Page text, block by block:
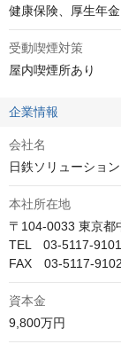
健康保険、厚生年
受動喫煙対策
屋内喫煙所あり
企業情報
会社名
日鉄ソリューショ
本社所在地
〒104-0033 東京都
TEL　03-5117-9101
FAX　03-5117-
資本金
9,800万円